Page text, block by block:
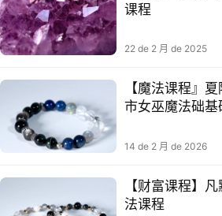
课程
22 de 2 月 de 2025
【魔法课程』
市女巫魔法础基
14 de 2 月 de 2026
【财富课程】
法课程